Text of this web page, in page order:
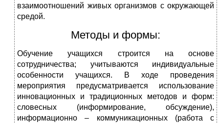
взаимоотношений живых организмов с окружающей
средой.
Методы и формы:
Обучение учащихся строится на основе
сотрудничества; учитываются индивидуальные
особенности учащихся. В ходе проведения
мероприятия предусматривается использование
инновационных и традиционных методов и форм:
словесных (информирование, обсуждение),
информационно – коммуникационных (работа с